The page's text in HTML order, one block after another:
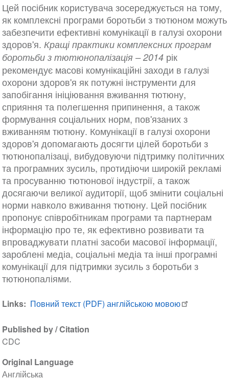
Published by / Citation
CDC
Original Language
Англійська
Цей посібник користувача зосереджується на тому,
як комплексні програми боротьби з тютюном можуть
забезпечити ефективні комунікації в галузі охорони
здоров'я. Кращі практики комплексних програм
боротьби з тютюнопалізація – 2014рік
рекомендує масові комунікаційні заходи в галузі
охорони здоров'я як потужні інструменти для
запобігання ініціювання вживання тютюну,
сприяння та полегшення припинення, а також
формування соціальних норм, пов'язаних з
вживанням тютюну. Комунікації в галузі охорони
здоров'я допомагають досягти цілей боротьби з
тютюнопалізаці, вибудовуючи підтримку політичних
та програмних зусиль, протидіючи широкій рекламі
та просуванню тютюнової індустрії, а також
досягаючи великої аудиторії, щоб змінити соціальні
норми навколо вживання тютюну. Цей посібник
пропонує співробітникам програми та партнерам
інформацію про те, як ефективно розвивати та
впроваджувати платні засоби масової інформації,
зароблені медіа, соціальні медіа та інші програмні
комунікації для підтримки зусиль з боротьби з
тютюнопаліями.
Links Повний текст (PDF) англійською мовою